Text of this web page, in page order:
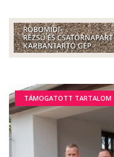
TÁMOGATOTT TARTALOM